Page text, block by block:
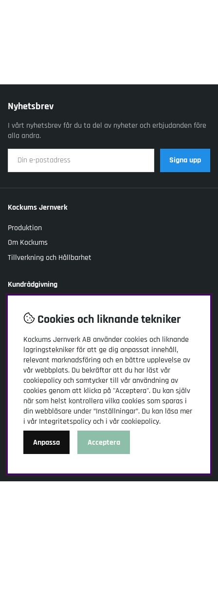
Nyhetsbrev
I vårt nyhetsbrev får du ta del av nyheter och erbjudanden före
alla andra.
Signa upp
Kockums Jernverk
Produktion
Om Kockums
Tillverkning och Hållbarhet
Kundrådgivning
Byten, reklamationer och returer
Ångra köp
Leverans
Köpevillkor
Skötselråd
Inspiration
Mat och inspiration
Jacob Holmström
Recept
Cookies och liknande tekniker
Kockums Jernverk AB använder cookies och liknande
lagringstekniker för att ge dig anpassat innehåll,
relevant marknadsföring och en bättre upplevelse av
vår webbplats. Du bekräftar att du har läst vår
cookiepolicy och samtycker till vår användning av
cookies genom att klicka på "Acceptera". Du kan själv
när som helst kontrollera vilka cookies som sparas i
din webbläsare under ”Inställningar”. Du kan läsa mer
i vår Integritetspolicy och i vår cookiepolicy.
Anpassa Acceptera